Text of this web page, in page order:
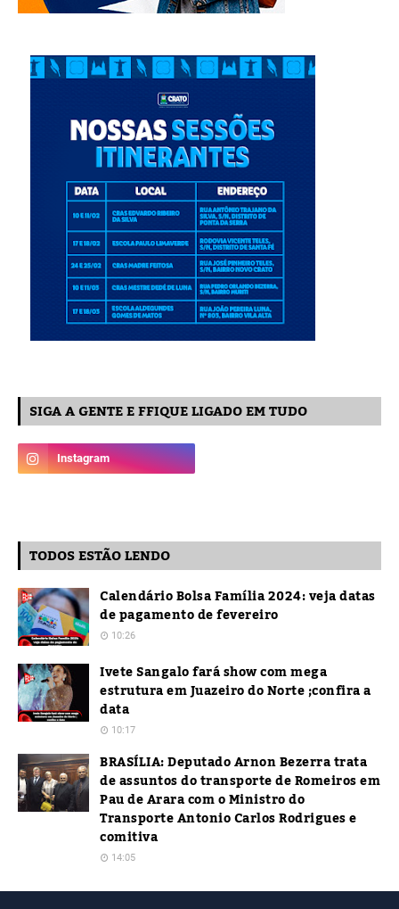
SIGA A GENTE E FFIQUE LIGADO EM TUDO
TODOS ESTÃO LENDO
Calendário Bolsa Família 2024: veja datas
de pagamento de fevereiro
10:26
Ivete Sangalo fará show com mega
estrutura em Juazeiro do Norte ;confira a
data
10:17
BRASÍLIA: Deputado Arnon Bezerra trata
de assuntos do transporte de Romeiros em
Pau de Arara com o Ministro do
Transporte Antonio Carlos Rodrigues e
comitiva
14:05